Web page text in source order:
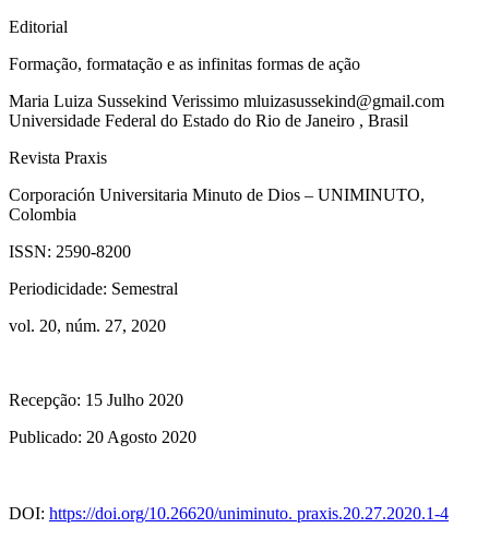
Editorial
Formação, formatação e as infinitas formas de ação
Maria Luiza Sussekind Verissimo mluizasussekind@gmail.com
Universidade Federal do Estado do Rio de Janeiro , Brasil
Revista Praxis
Corporación Universitaria Minuto de Dios – UNIMINUTO,
Colombia
ISSN: 2590-8200
Periodicidade: Semestral
vol. 20, núm. 27, 2020
Recepção: 15 Julho 2020
Publicado: 20 Agosto 2020
DOI: https://doi.org/10.26620/uniminuto. praxis.20.27.2020.1-4